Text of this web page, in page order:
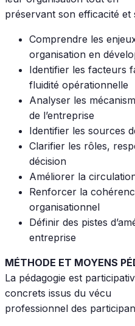
préservant son efficacité et
Comprendre les
organisation en
Identifier les facteurs
fluidité opérationnelle
Analyser les
de l’entreprise
Identifier les sources
Clarifier les rôles,
décision
Améliorer la
Renforcer la
organisationnel
Définir des pistes
entreprise
MÉTHODE ET MOYENS
La pédagogie est
concrets issus du vécu
professionnel des